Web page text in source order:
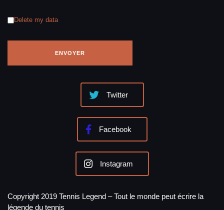
Delete my data
Twitter
Facebook
Instagram
Copyright 2019 Tennis Legend – Tout le monde peut écrire la
légende du tennis